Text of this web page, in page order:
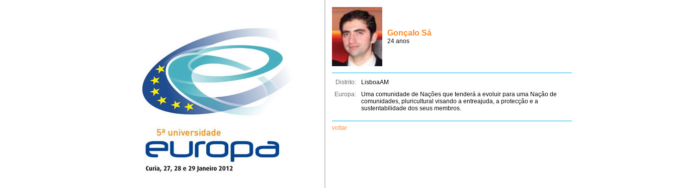
Gonçalo Sá
24 anos
Distrito:
LisboaAM
Europa:
Uma comunidade de Nações que tenderá a evoluir para uma Nação de
comunidades, pluricultural visando a entreajuda, a protecção e a
sustentabilidade dos seus membros.
voltar